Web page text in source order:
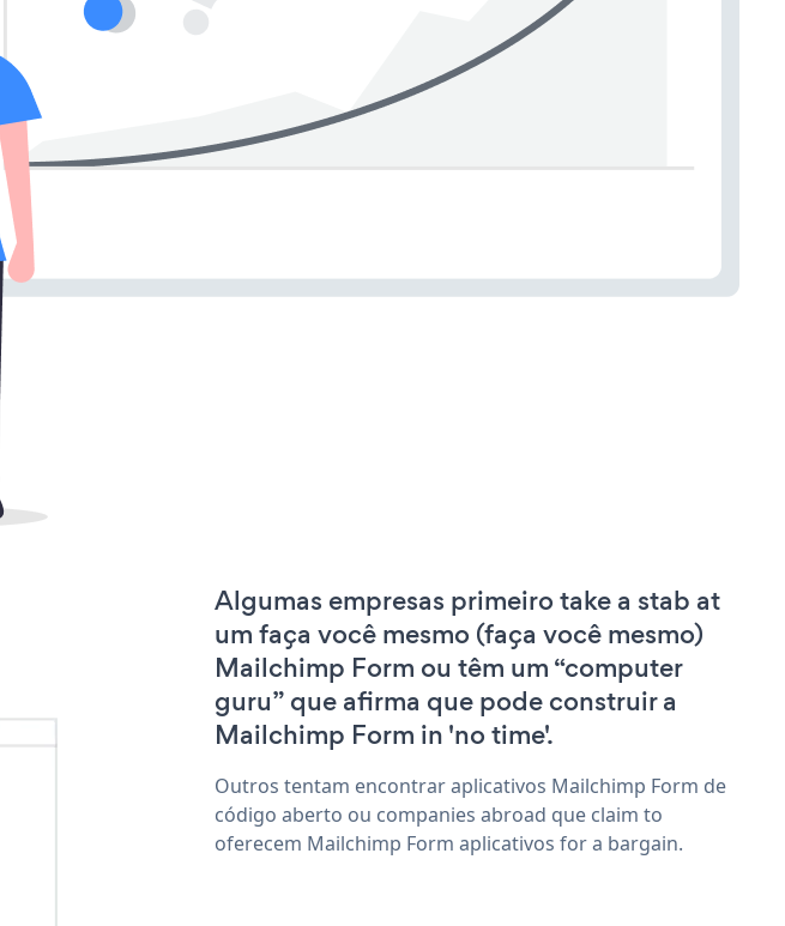
Algumas empresas primeiro take a stab at
um faça você mesmo (faça você mesmo)
Mailchimp Form ou têm um “computer
guru” que afirma que pode construir a
Mailchimp Form in 'no time'.
Outros tentam encontrar aplicativos Mailchimp Form de
código aberto ou companies abroad que claim to
oferecem Mailchimp Form aplicativos for a bargain.